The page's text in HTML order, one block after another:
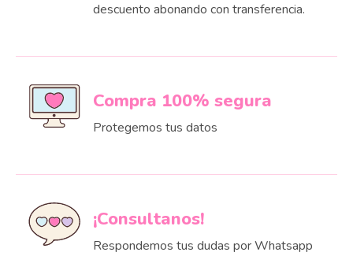
descuento abonando con transferencia.
Compra 100% segura
Protegemos tus datos
¡Consultanos!
Respondemos tus dudas por Whatsapp